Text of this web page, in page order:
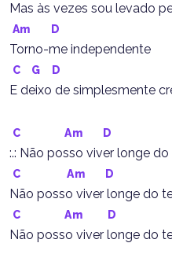
Mas às vezes sou levado
Am D
Torno-me independente
C G D
E deixo de simplesmente
C Am D
:.: Não posso viver longe
C Am D
Não posso viver longe do
C Am D
Não posso viver longe do